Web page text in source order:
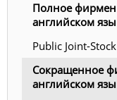
Полное
английском
Public Joint-
Сокращенное
английском